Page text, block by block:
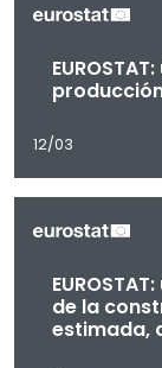
12/03
de la
estimada,